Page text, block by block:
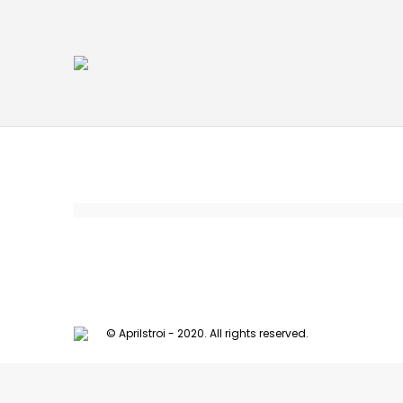
© Aprilstroi - 2020. All rights reserved.